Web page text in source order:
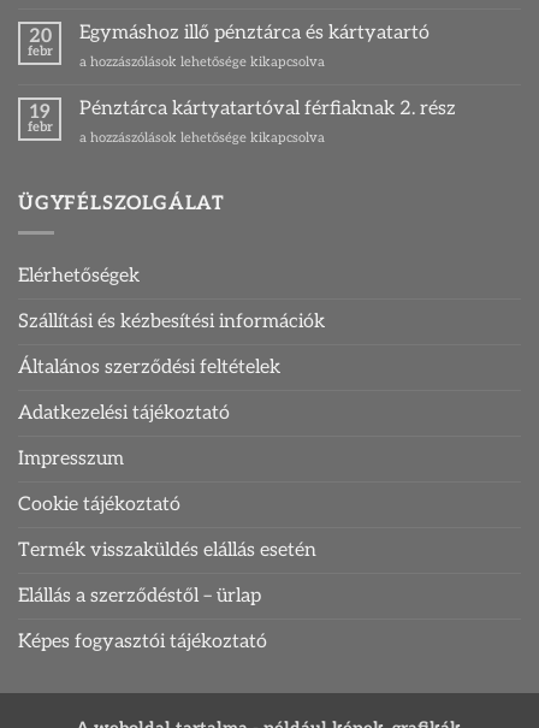
bejegyzéshez
bejegyzéshez
pénztárca
modellek
bejegyzéshez
20
febr
Egymáshoz illő pénztárca és kártyatartó
Egymáshoz
pénztárca
kártyatartó
a hozzászólások lehetősége kikapcsolva
19
febr
Pénztárca kártyatartóval férfiaknak 2. rész
Pénztárca
2.
a hozzászólások lehetősége kikapcsolva
ÜGYFÉLSZOLGÁLAT
Elérhetőségek
Szállítási és kézbesítési információk
Általános szerződési feltételek
Adatkezelési tájékoztató
Impresszum
Cookie tájékoztató
Termék visszaküldés elállás esetén
Elállás a szerződéstől – ürlap
Képes fogyasztói tájékoztató